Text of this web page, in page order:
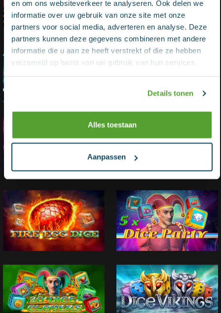
en om ons websiteverkeer te analyseren. Ook delen we
informatie over uw gebruik van onze site met onze
partners voor social media, adverteren en analyse. Deze
partners kunnen deze gegevens combineren met andere
informatie die u aan ze heeft verstrekt of die ze hebben
verzameld op basis van uw gebruik van hun services.
Details tonen
Alles toestaan
Aanpassen